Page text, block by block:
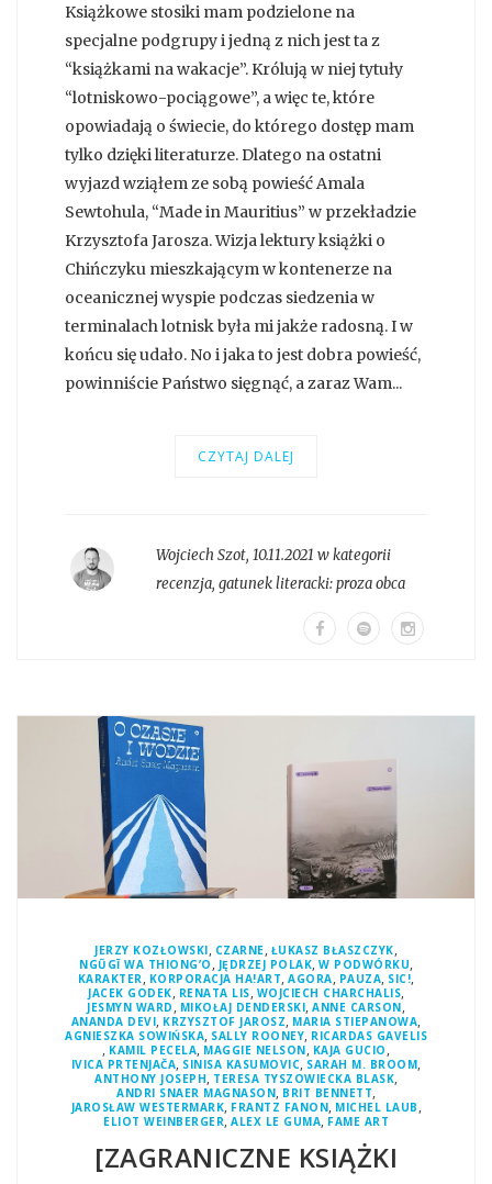
Książkowe stosiki mam podzielone na
specjalne podgrupy i jedną z nich jest ta z
“książkami na wakacje”. Królują w niej tytuły
“lotniskowo-pociągowe”, a więc te, które
opowiadają o świecie, do którego dostęp mam
tylko dzięki literaturze. Dlatego na ostatni
wyjazd wziąłem ze sobą powieść Amala
Sewtohula, “Made in Mauritius” w przekładzie
Krzysztofa Jarosza. Wizja lektury książki o
Chińczyku mieszkającym w kontenerze na
oceanicznej wyspie podczas siedzenia w
terminalach lotnisk była mi jakże radosną. I w
końcu się udało. No i jaka to jest dobra powieść,
powinniście Państwo sięgnąć, a zaraz Wam...
CZYTAJ DALEJ
Wojciech Szot, 10.11.2021 w kategorii
recenzja, gatunek literacki:proza obca
JERZY KOZŁOWSKI, CZARNE, ŁUKASZ BŁASZCZYK,
NGŨGĨ WA THIONG’O , JĘDRZEJ POLAK, W PODWÓRKU,
KARAKTER, KORPORACJA HA!ART,AGORA, PAUZA, SIC!,
JACEK GODEK, RENATA LIS, WOJCIECH CHARCHALIS,
JESMYN WARD , MIKOŁAJ DENDERSKI,ANNE CARSON,
ANANDA DEVI, KRZYSZTOF JAROSZ, MARIA STIEPANOWA,
AGNIESZKA SOWIŃSKA, SALLY ROONEY, RICARDAS GAVELIS
, KAMIL PECELA, MAGGIE NELSON, KAJA GUCIO ,
IVICA PRTENJAČA, SINISA KASUMOVIC, SARAH M. BROOM,
ANTHONY JOSEPH, TERESA TYSZOWIECKA BLASK,
ANDRI SNAER MAGNASON, BRIT BENNETT,
JAROSŁAW WESTERMARK, FRANTZ FANON, MICHEL LAUB ,
ELIOT WEINBERGER, ALEX LE GUMA, FAME ART
[ZAGRANICZNE KSIĄŻKI